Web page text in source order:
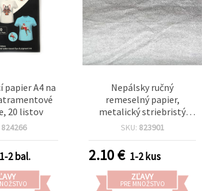
papier A4 na
20 listov
824266
1-2 bal.
Nepálsky ručný
remeselný papier,
metalický striebristý
odtieň, 60 g/m², hárok 50
scrapbooking, origami,
výrobu pohľadníc,
dekupáž, balenie
darčekov
SKU: 823901
2.10€ 1-2 kus
ZĽAVY
PRE MNOŽSTVO